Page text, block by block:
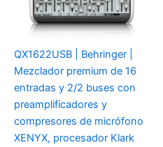
QX1622USB | Behringer |
Mezclador premium de 16
entradas y 2/2 buses con
preamplificadores y
compresores de micrófono
XENYX, procesador Klark